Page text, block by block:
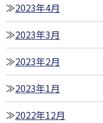
2023年4月
2023年3月
2023年2月
2023年1月
2022年12月